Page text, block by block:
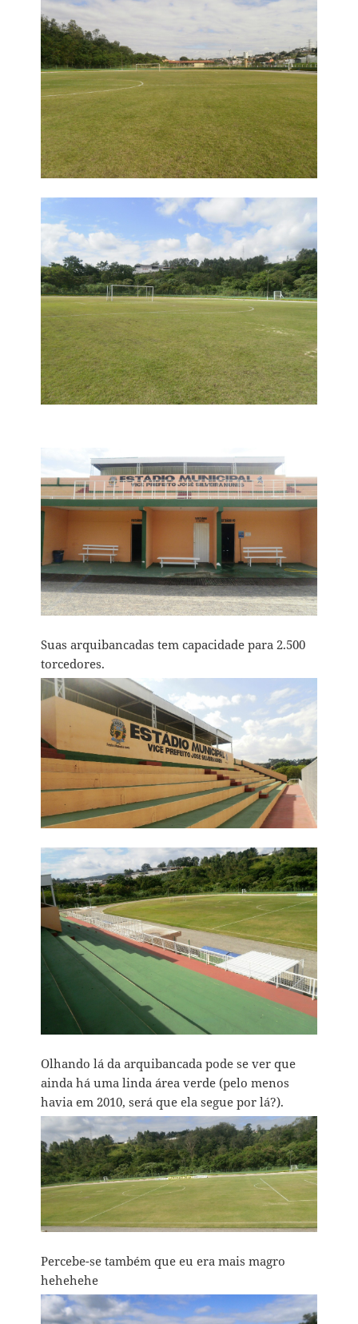
Suas arquibancadas tem capacidade para 2.500
torcedores.
Olhando lá da arquibancada pode se ver que
ainda há uma linda área verde (pelo menos
havia em 2010, será que ela segue por lá?).
Percebe-se também que eu era mais magro
hehehehe